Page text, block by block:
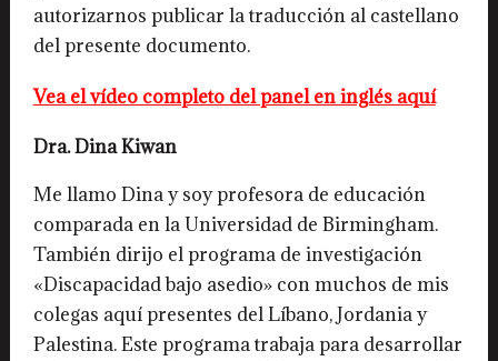
autorizarnos publicar la traducción al castellano
del presente documento.
Vea el vídeo completo del panel en inglés aquí
Dra. Dina Kiwan
Me llamo Dina y soy profesora de educación
comparada en la Universidad de Birmingham.
También dirijo el programa de investigación
«Discapacidad bajo asedio» con muchos de mis
colegas aquí presentes del Líbano, Jordania y
Palestina. Este programa trabaja para desarrollar